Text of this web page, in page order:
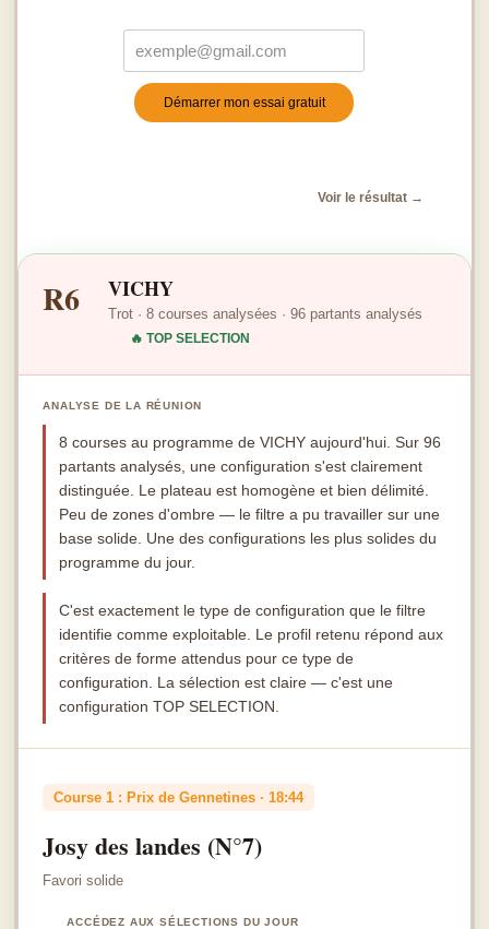
Démarrer mon essai gratuit
Voir le résultat →
R6 VICHY
Trot · 8 courses analysées · 96 partants analysés
🔥 TOP SELECTION
ANALYSE DE LA RÉUNION
8 courses au programme de VICHY aujourd'hui. Sur 96
partants analysés, une configuration s'est clairement
distinguée. Le plateau est homogène et bien délimité.
Peu de zones d'ombre — le filtre a pu travailler sur une
base solide. Une des configurations les plus solides du
programme du jour.
C'est exactement le type de configuration que le filtre
identifie comme exploitable. Le profil retenu répond aux
critères de forme attendus pour ce type de
configuration. La sélection est claire — c'est une
configuration TOP SELECTION.
Course 1 : Prix de Gennetines · 18:44
Josy des landes (N°7)
Favori solide
ACCÉDEZ AUX SÉLECTIONS DU JOUR